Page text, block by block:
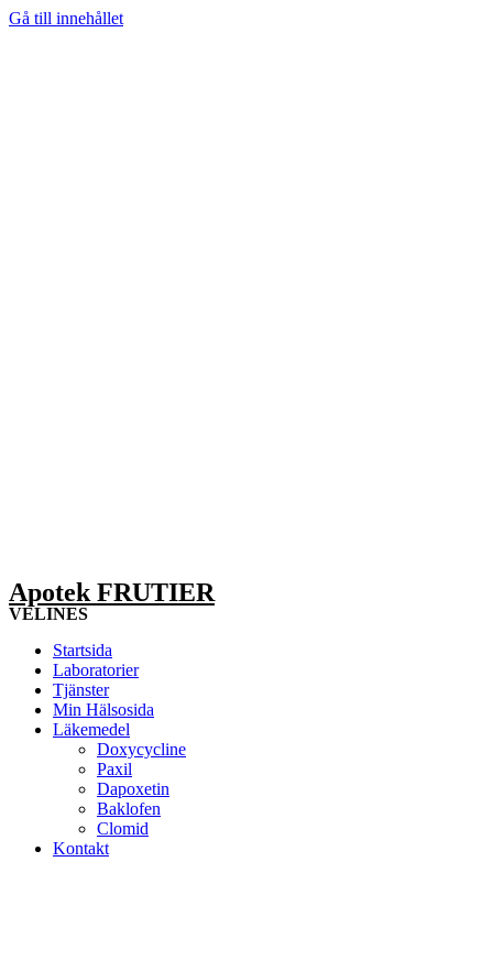
Gå till innehållet
Apotek FRUTIER
VELINES
Startsida
Laboratorier
Tjänster
Min Hälsosida
Läkemedel
Doxycycline
Paxil
Dapoxetin
Baklofen
Clomid
Kontakt